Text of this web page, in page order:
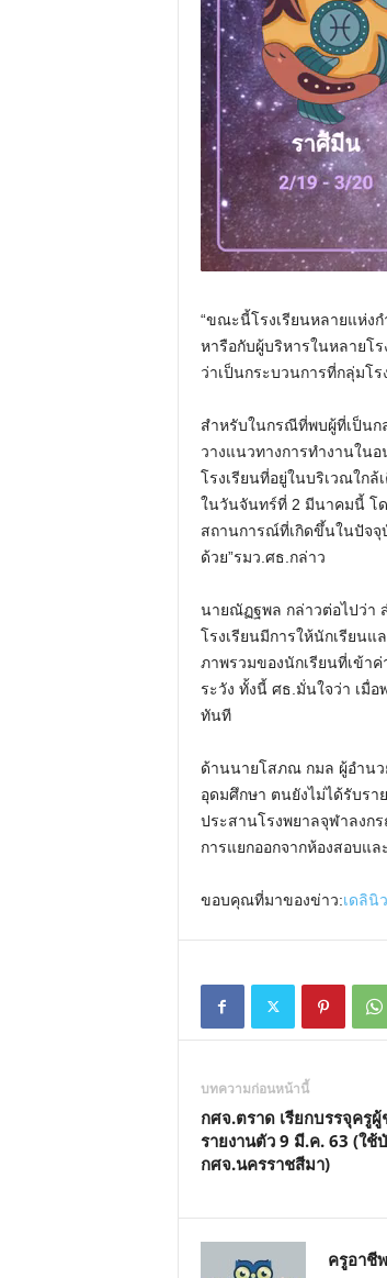
“ขณะนี้โรงเรียนหลายแห่ง
หารือกับผู้บริหารในหลายโ
ว่าเป็นกระบวนการที่กลุ่มโ
สำหรับในกรณีที่พบผู้ที่เป็นก
วางแนวทางการทำงานใน
โรงเรียนที่อยู่ในบริเวณใกล้
ในวันจันทร์ที่ 2 มีนาคมนี้ โด
สถานการณ์ที่เกิดขึ้นในปัจจุ
ด้วย”รมว.ศธ.กล่าว
นายณัฏฐพล กล่าวต่อไปว่า
โรงเรียนมีการให้นักเรียน
ภาพรวมของนักเรียนที่เข้า
ระวัง ทั้งนี้ ศธ.มั่นใจว่า เมื่
ทันที
ด้านนายโสภณ กมล ผู้อำนว
อุดมศึกษา ตนยังไม่ได้รับรา
ประสานโรงพยาลจุฬาลงก
การแยกออกจากห้องสอบแ
ขอบคุณที่มาของข่าว:เดลินิ
บทความก่อนหน้านี้
กศจ.ตราด เรียกบรรจุครู
รายงานตัว 9 มี.ค. 63 (ใ
กศจ.นครราชสีมา)
ครูอาชี